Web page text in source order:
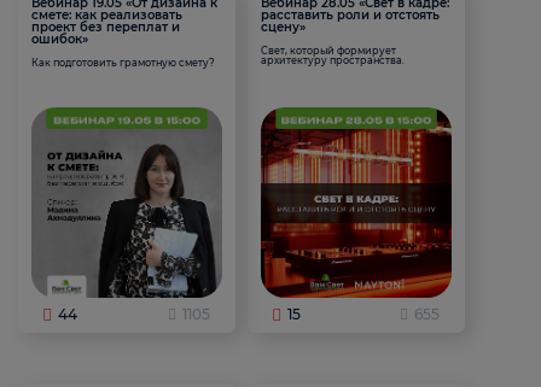
смете: как реализовать
проект без переплат и
ошибок»
Как подготовить грамотную смету?
44 1105
расставить роли и отстоять
сцену»
Свет, который формирует
архитектуру пространства.
15 655